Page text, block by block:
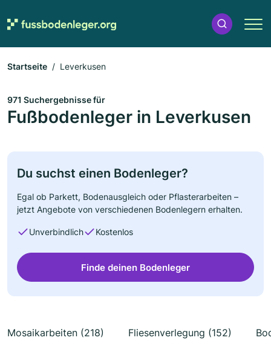
Startseite Leverkusen
971 Suchergebnisse für
Fußbodenleger in Leverkusen
Du suchst einen Bodenleger?
Egal ob Parkett, Bodenausgleich oder Pflasterarbeiten –
jetzt Angebote von verschiedenen Bodenlegern erhalten.
Unverbindlich Kostenlos
Finde deinen Bodenleger
Mosaikarbeiten (218) Fliesenverlegung (152)